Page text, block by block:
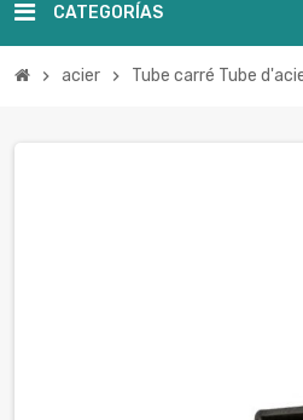
CATEGORÍAS
chevron_right acier chevron_right Tube carré Tube